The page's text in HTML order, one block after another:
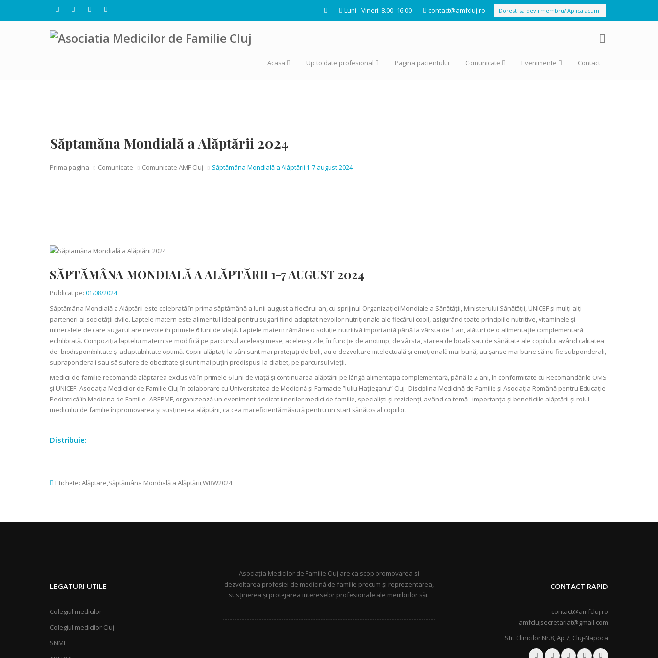
Luni - Vineri: 8.00 -16.00 contact@amfcluj.ro Doresti sa devii membru? Aplica acum!
Acasa Up to date profesional Pagina pacientului Comunicate Evenimente Contact
Săptamăna Mondială a Alăptării 2024
Prima pagina Comunicate Comunicate AMF Cluj Săptămâna Mondială a Alăptării 1-7 august 2024
SĂPTĂMÂNA MONDIALĂ A ALĂPTĂRII 1-7 AUGUST 2024
Publicat pe: 01/08/2024
Săptămâna Mondială a Alăptării este celebrată în prima săptămână a lunii august a fiecărui an, cu sprijinul Organizației Mondiale a Sănătății, Ministerului Sănătății, UNICEF și mulți alți
parteneri ai societății civile. Laptele matern este alimentul ideal pentru sugari fiind adaptat nevoilor nutriționale ale fiecărui copil, asigurând toate principiile nutritive, vitaminele și
mineralele de care sugarul are nevoie în primele 6 luni de viață. Laptele matern rămâne o soluție nutritivă importantă până la vârsta de 1 an, alături de o alimentație complementară
echilibrată. Compoziţia laptelui matern se modifică pe parcursul aceleași mese, aceleiași zile, în funcție de anotimp, de vârsta, starea de boală sau de sănătate ale copilului având calitatea
de biodisponibilitate și adaptabilitate optimă. Copiii alăptați la sân sunt mai protejați de boli, au o dezvoltare intelectuală și emoțională mai bună, au șanse mai bune să nu fie subponderali,
supraponderali sau să sufere de obezitate și sunt mai puțin predispuși la diabet, pe parcursul vieții.
Medicii de familie recomandă alăptarea exclusivă în primele 6 luni de viață și continuarea alăptării pe lângă alimentația complementară, până la 2 ani, în conformitate cu Recomandările OMS
și UNICEF. Asociația Medicilor de Familie Cluj în colaborare cu Universitatea de Medicină și Farmacie ”Iuliu Hațieganu” Cluj -Disciplina Medicină de Familie și Asociația Română pentru Educație
Pediatrică în Medicina de Familie -AREPMF, organizează un eveniment dedicat tinerilor medici de familie, specialiști și rezidenți, având ca temă - importanța și beneficiile alăptării și rolul
medicului de familie în promovarea și susținerea alăptării, ca cea mai eficientă măsură pentru un start sănătos al copiilor.
Distribuie:
Etichete: Alăptare,Săptămâna Mondială a Alăptării,WBW2024
LEGATURI UTILE
Colegiul medicilor
Colegiul medicilor Cluj
SNMF
Asociația Medicilor de Familie Cluj are ca scop promovarea si
dezvoltarea profesiei de medicină de familie precum și reprezentarea,
susținerea și protejarea intereselor profesionale ale membrilor săi.
CONTACT RAPID
contact@amfcluj.ro
amfclujsecretariat@gmail.com
Str. Clinicilor Nr.8, Ap.7, Cluj-Napoca